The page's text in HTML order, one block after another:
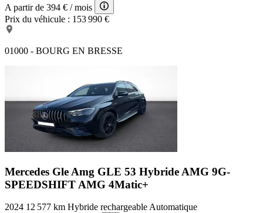
A partir de 394 € / mois
Prix du véhicule : 153 990 €
01000 - BOURG EN BRESSE
Mercedes Gle Amg GLE 53 Hybride AMG 9G-
SPEEDSHIFT AMG 4Matic+
2024 12 577 km Hybride rechargeable Automatique